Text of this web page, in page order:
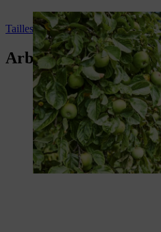
Tailles des arbres fruitiers
Arbres anciens